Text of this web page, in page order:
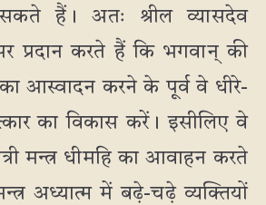
हैं। अतः श्रील व्यासदेव
प्रदान करते हैं कि भगवान् की
आस्वादन करने के पूर्व वे धीरे-
का विकास करें। इसीलिए वे
मन्त्र धीमहि का आवाहन करते
अध्यात्म में बढ़े-चढ़े व्यक्तियों